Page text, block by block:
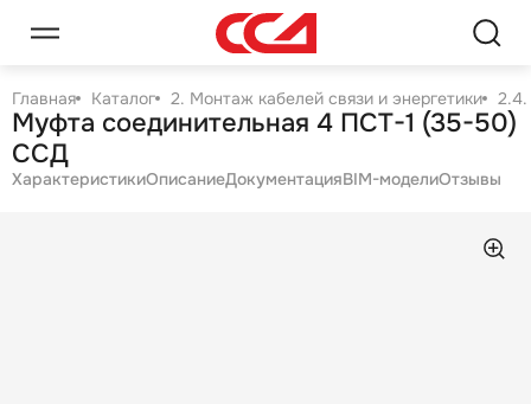
Главная Каталог 2. Монтаж кабелей связи и энергетики 2.4.
Муфта соединительная 4 ПСТ-1 (35-50)
ССД
ХарактеристикиОписаниеДокументацияBIM-моделиОтзывы